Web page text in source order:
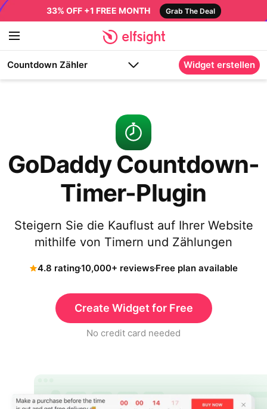
33% OFF +1 FREE MONTH Grab The Deal
Countdown Zähler Widget erstellen
GoDaddy Countdown-
Timer-Plugin
Steigern Sie die Kauflust auf Ihrer Website
mithilfe von Timern und Zählungen
4.8 rating10,000+ reviewsFree plan available
Create Widget for Free
No credit card needed